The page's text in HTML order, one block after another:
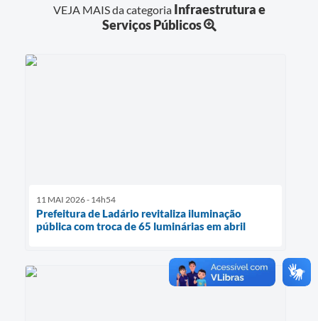
VEJA MAIS da categoria Infraestrutura e
Serviços Públicos
11 MAI 2026 - 14h54
Prefeitura de Ladário revitaliza iluminação
pública com troca de 65 luminárias em abril